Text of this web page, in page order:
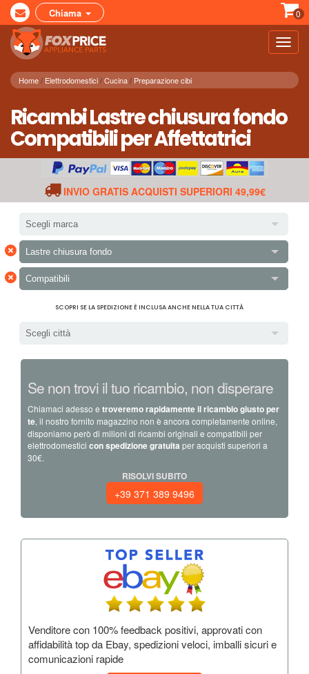
Chiama 0
Home Elettrodomestici Cucina Preparazione cibi
Ricambi Lastre chiusura fondo
Compatibili per Affettatrici
INVIO GRATIS ACQUISTI SUPERIORI 49,99€
Scegli marca
× Lastre chiusura fondo
× Compatibili
SCOPRI SE LA SPEDIZIONE È INCLUSA ANCHE NELLA TUA CITTÀ
Scegli città
Se non trovi il tuo ricambio, non disperare
Chiamaci adesso e troveremo rapidamente il ricambio giusto per
te, il nostro fornito magazzino non è ancora completamente online,
disponiamo però di milioni di ricambi originali e compatibili per
elettrodomestici con spedizione gratuita per acquisti superiori a
30€.
RISOLVI SUBITO
+39 371 389 9496
Venditore con 100% feedback positivi, approvati con
affidabilità top da Ebay, spedizioni veloci, imballi sicuri e
comunicazioni rapide